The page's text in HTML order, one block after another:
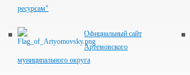
ресурсам"
Официальный сайт
Артемовского
муниципального округа